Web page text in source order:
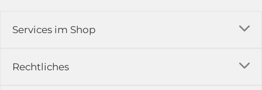
Rechtliches
Services im Shop
Versandkosten